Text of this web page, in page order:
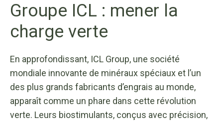
Groupe ICL : mener la
charge verte
En approfondissant, ICL Group, une société
mondiale innovante de minéraux spéciaux et l’un
des plus grands fabricants d’engrais au monde,
apparaît comme un phare dans cette révolution
verte. Leurs biostimulants, conçus avec précision,